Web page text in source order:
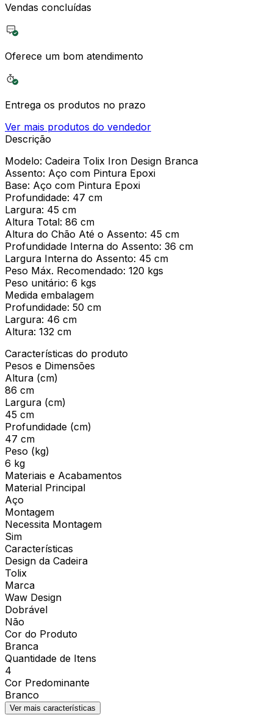
Vendas concluídas
Oferece um bom atendimento
Entrega os produtos no prazo
Ver mais produtos do vendedor
Descrição
Modelo: Cadeira Tolix Iron Design Branca
Assento: Aço com Pintura Epoxi
Base: Aço com Pintura Epoxi
Profundidade: 47 cm
Largura: 45 cm
Altura Total: 86 cm
Altura do Chão Até o Assento: 45 cm
Profundidade Interna do Assento: 36 cm
Largura Interna do Assento: 45 cm
Peso Máx. Recomendado: 120 kgs
Peso unitário: 6 kgs
Medida embalagem
Profundidade: 50 cm
Largura: 46 cm
Altura: 132 cm
Características do produto
Pesos e Dimensões
Altura (cm)
86 cm
Largura (cm)
45 cm
Profundidade (cm)
47 cm
Peso (kg)
6 kg
Materiais e Acabamentos
Material Principal
Aço
Montagem
Necessita Montagem
Sim
Características
Design da Cadeira
Tolix
Marca
Waw Design
Dobrável
Não
Cor do Produto
Branca
Quantidade de Itens
4
Cor Predominante
Branco
Ver mais características